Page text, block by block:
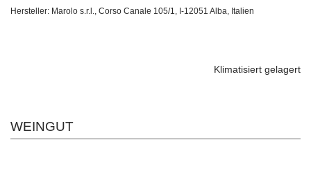
Hersteller: Marolo s.r.l., Corso Canale 105/1, I-12051 Alba, Italien
Klimatisiert gelagert
WEINGUT